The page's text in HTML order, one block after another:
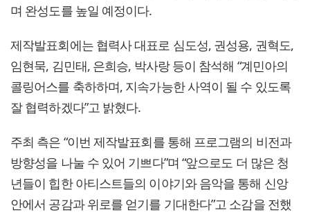
며 완성도를 높일 예정이다.
제작발표회에는 협력사 대표로 심도성, 권성용, 권혁도,
임현묵, 김민태, 은희승, 박사랑 등이 참석해 “계민아의
콜링어스를 축하하며, 지속가능한 사역이 될 수 있도록
잘 협력하겠다”고 밝혔다.
주최 측은 “이번 제작발표회를 통해 프로그램의 비전과
방향성을 나눌 수 있어 기쁘다”며 “앞으로도 더 많은 청
년들이 힙한 아티스트들의 이야기와 음악을 통해 신앙
안에서 공감과 위로를 얻기를 기대한다”고 소감을 전했